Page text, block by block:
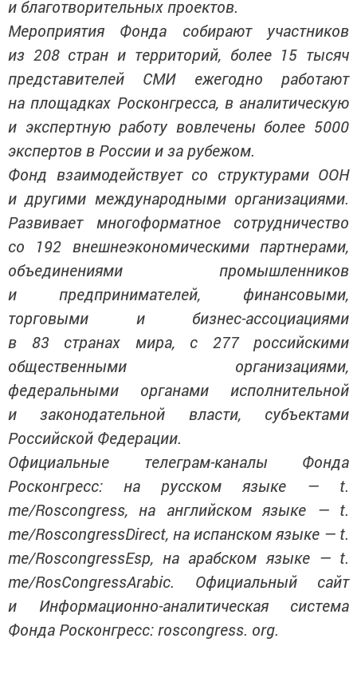
и благотворительных проектов.
Мероприятия Фонда собирают участников
из 208 стран и территорий, более 15 тысяч
представителей СМИ ежегодно работают
на площадках Росконгресса, в аналитическую
и экспертную работу вовлечены более 5000
экспертов в России и за рубежом.
Фонд взаимодействует со структурами ООН
и другими международными организациями.
Развивает многоформатное сотрудничество
со 192 внешнеэкономическими партнерами,
объединениями промышленников
и предпринимателей, финансовыми,
торговыми и бизнес-ассоциациями
в 83 странах мира, с 277 российскими
общественными организациями,
федеральными органами исполнительной
и законодательной власти, субъектами
Российской Федерации.
Официальные телеграм-каналы Фонда
Росконгресс: на русском языке — t.
me/Roscongress, на английском языке — t.
me/RoscongressDirect, на испанском языке — t.
me/RoscongressEsp, на арабском языке — t.
me/RosCongressArabic. Официальный сайт
и Информационно-аналитическая система
Фонда Росконгресс: roscongress. org.